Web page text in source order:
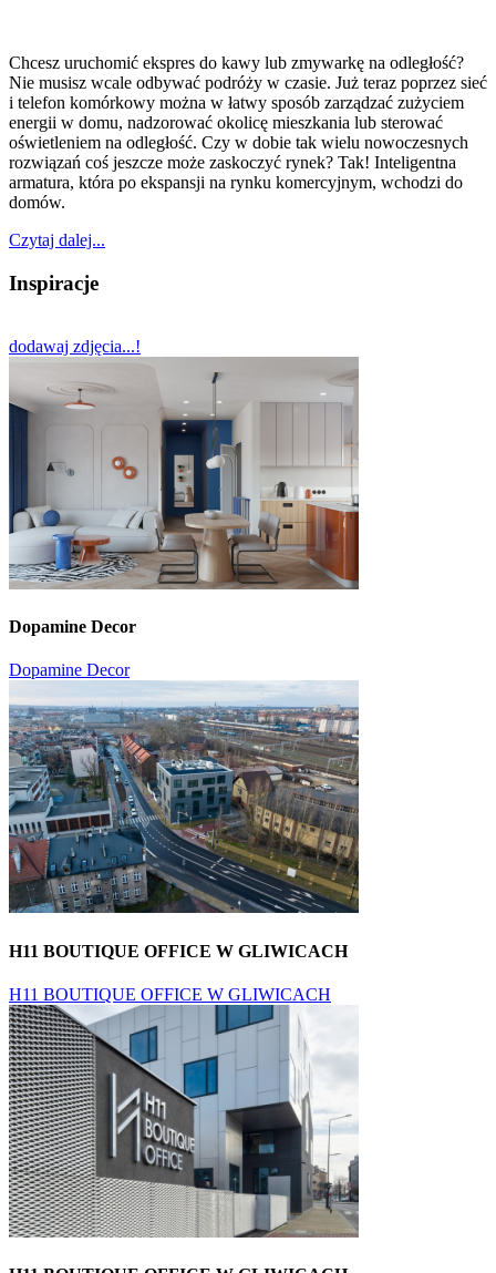
Chcesz uruchomić ekspres do kawy lub zmywarkę na odległość?
Nie musisz wcale odbywać podróży w czasie. Już teraz poprzez sieć
i telefon komórkowy można w łatwy sposób zarządzać zużyciem
energii w domu, nadzorować okolicę mieszkania lub sterować
oświetleniem na odległość. Czy w dobie tak wielu nowoczesnych
rozwiązań coś jeszcze może zaskoczyć rynek? Tak! Inteligentna
armatura, która po ekspansji na rynku komercyjnym, wchodzi do
domów.
Czytaj dalej...
Inspiracje
dodawaj zdjęcia...!
Dopamine Decor
Dopamine Decor
H11 BOUTIQUE OFFICE W GLIWICACH
H11 BOUTIQUE OFFICE W GLIWICACH